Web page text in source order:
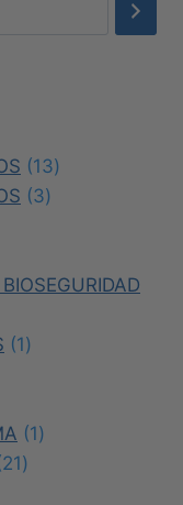
variantes.
elegir
en
de
1313
33
11
11
2121